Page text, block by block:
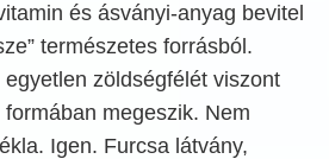
és ásványi-anyag bevitel
természetes forrásból.
zöldségfélét viszont
megeszik. Nem
Igen. Furcsa látvány,